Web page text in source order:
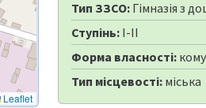
Leaflet
Тип ЗЗСО: Гімназія з
Ступінь: I-II
Форма власності:
Тип місцевості: міська